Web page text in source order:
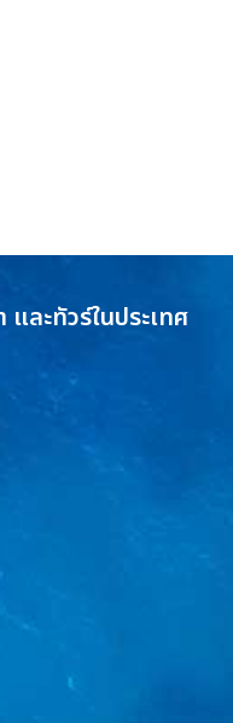
และทัวร์ในประเทศ